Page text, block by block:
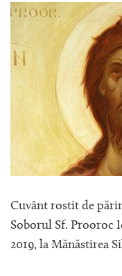
Cuvânt rostit de
Soborul Sf. Prooroc
2019, la Mănăstirea